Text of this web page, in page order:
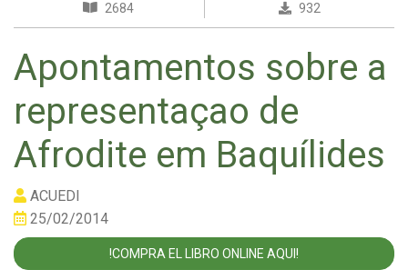
2684 932
Apontamentos sobre a
representaçao de
Afrodite em Baquílides
ACUEDI
25/02/2014
!COMPRA EL LIBRO ONLINE AQUI!